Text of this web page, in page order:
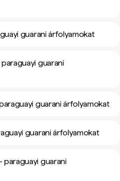
guarani árfolyamokat
guarani
guarani árfolyamokat
guarani árfolyamokat
paraguayi guarani